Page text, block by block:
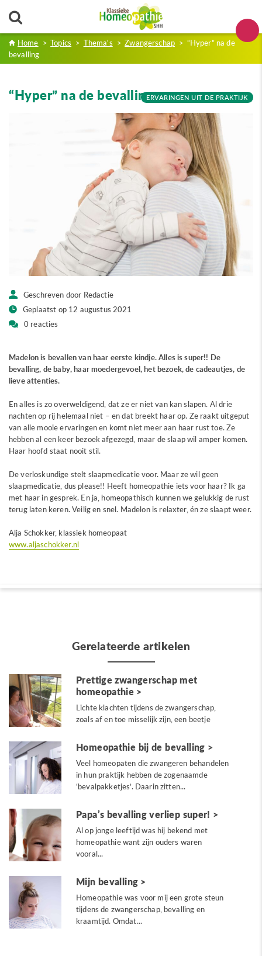
Home > Topics > Thema's > Zwangerschap > “Hyper” na de
bevalling
“Hyper” na de bevallingERVARINGEN UIT DE PRAKTIJK
Geschreven door Redactie
Geplaatst op 12 augustus 2021
0 reacties
Madelon is bevallen van haar eerste kindje. Alles is super!! De
bevalling, de baby, haar moedergevoel, het bezoek, de cadeautjes, de
lieve attenties.
En alles is zo overweldigend, dat ze er niet van kan slapen. Al drie
nachten op rij helemaal niet – en dat breekt haar op. Ze raakt uitgeput
van alle mooie ervaringen en komt niet meer aan haar rust toe. Ze
hebben al een keer bezoek afgezegd, maar de slaap wil amper komen.
Haar hoofd staat nooit stil.
De verloskundige stelt slaapmedicatie voor. Maar ze wil geen
slaapmedicatie, dus please!! Heeft homeopathie iets voor haar? Ik ga
met haar in gesprek. En ja, homeopathisch kunnen we gelukkig de rust
terug laten keren. Veilig en snel. Madelon is relaxter, én ze slaapt weer.
Alja Schokker, klassiek homeopaat
www.aljaschokker.nl
Gerelateerde artikelen
Prettige zwangerschap met
homeopathie
Lichte klachten tijdens de zwangerschap,
zoals af en toe misselijk zijn, een beetje
Homeopathie bij de bevalling
Veel homeopaten die zwangeren behandelen
in hun praktijk hebben de zogenaamde
‘bevalpakketjes’. Daarin zitten...
Papa’s bevalling verliep super!
Al op jonge leeftijd was hij bekend met
homeopathie want zijn ouders waren
vooral...
Mijn bevalling
Homeopathie was voor mij een grote steun
tijdens de zwangerschap, bevalling en
kraamtijd. Omdat...